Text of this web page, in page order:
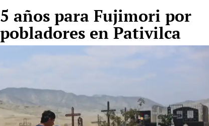
años para Fujimori por
en Pativilca